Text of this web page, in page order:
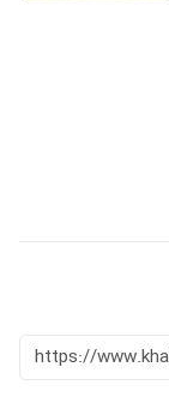
https://